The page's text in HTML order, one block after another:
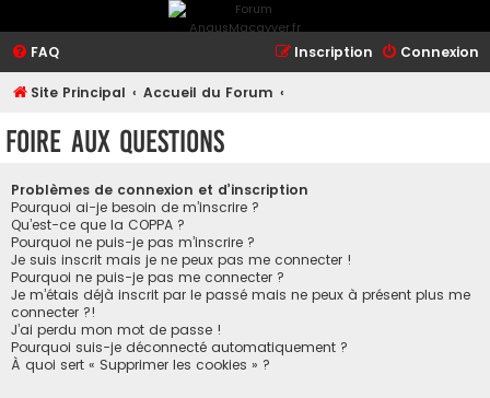
FAQ Connexion
Inscription
Site Principal Accueil du Forum
Foire aux questions
Problèmes de connexion et d’inscription
Pourquoi ai-je besoin de m’inscrire ?
Qu’est-ce que la COPPA ?
Pourquoi ne puis-je pas m’inscrire ?
Je suis inscrit mais je ne peux pas me connecter !
Pourquoi ne puis-je pas me connecter ?
Je m’étais déjà inscrit par le passé mais ne peux à présent plus me
connecter ?!
J’ai perdu mon mot de passe !
Pourquoi suis-je déconnecté automatiquement ?
À quoi sert « Supprimer les cookies » ?